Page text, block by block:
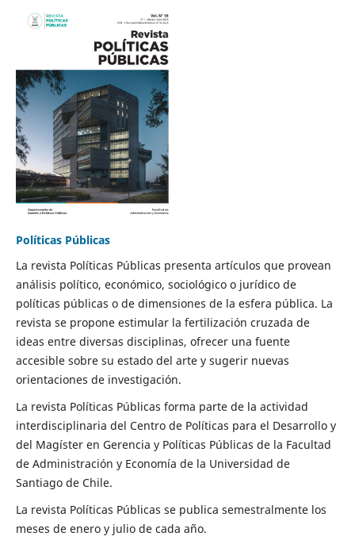
Políticas Públicas
La revista Políticas Públicas presenta artículos que provean
análisis político, económico, sociológico o jurídico de
políticas públicas o de dimensiones de la esfera pública. La
revista se propone estimular la fertilización cruzada de
ideas entre diversas disciplinas, ofrecer una fuente
accesible sobre su estado del arte y sugerir nuevas
orientaciones de investigación.
La revista Políticas Públicas forma parte de la actividad
interdisciplinaria del Centro de Políticas para el Desarrollo y
del Magíster en Gerencia y Políticas Públicas de la Facultad
de Administración y Economía de la Universidad de
Santiago de Chile.
La revista Políticas Públicas se publica semestralmente los
meses de enero y julio de cada año.